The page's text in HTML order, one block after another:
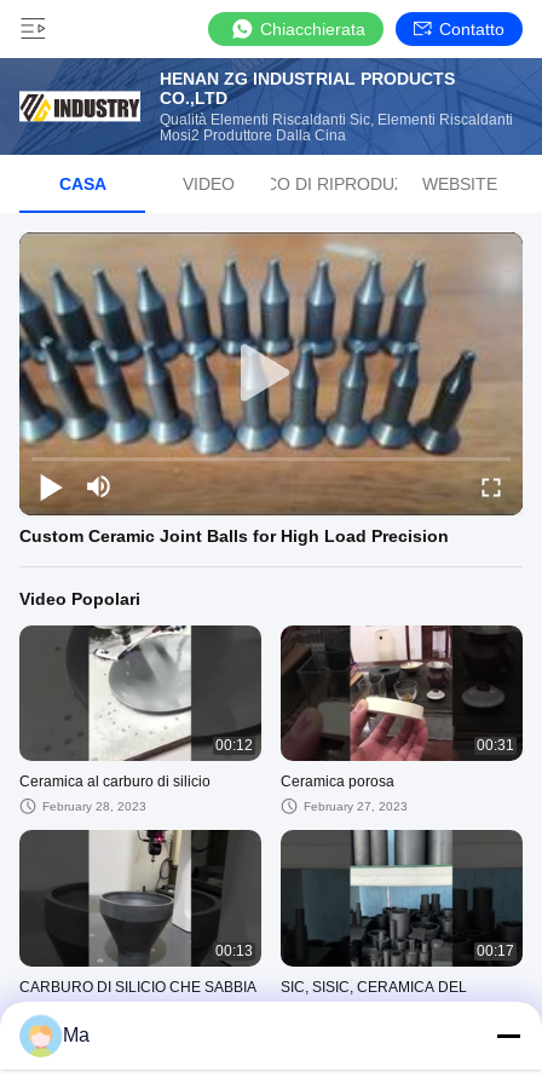
Chiacchierata Contatto
HENAN ZG INDUSTRIAL PRODUCTS
CO.,LTD
Qualità Elementi Riscaldanti Sic, Elementi Riscaldanti
Mosi2 Produttore Dalla Cina
CASA VIDEOELENCO DI RIPRODUZIONEWEBSITE
Custom Ceramic Joint Balls for High Load Precision
Video Popolari
00:12
Ceramica al carburo di silicio
February 28, 2023
00:31
Ceramica porosa
February 27, 2023
00:13
CARBURO DI SILICIO CHE SABBIA
UGELLO
February 27, 2023
00:17
SIC, SISIC, CERAMICA DEL
Ma